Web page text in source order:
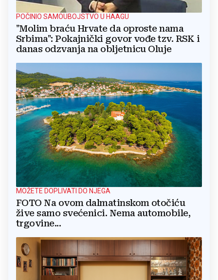
POČINIO SAMOUBOJSTVO U HAAGU
"Molim braću Hrvate da oproste nama
Srbima": Pokajnički govor vođe tzv. RSK i
danas odzvanja na obljetnicu Oluje
MOŽETE DOPLIVATI DO NJEGA
FOTO Na ovom dalmatinskom otočiću
žive samo svećenici. Nema automobile,
trgovine...